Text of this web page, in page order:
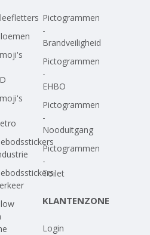
Pictogrammen
-
Brandveiligheid
Pictogrammen
-
EHBO
Pictogrammen
-
Nooduitgang
Pictogrammen
-
Toilet
KLANTENZONE
Login